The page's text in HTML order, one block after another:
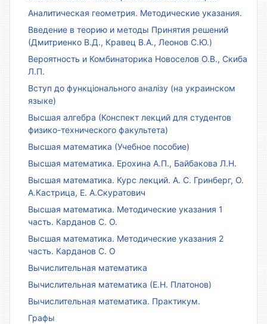
Аналитическая геометрия. Методические указания.
Введение в теорию и методы Принятия решений
(Дмитриенко В.Д., Кравец В.А., Леонов С.Ю.)
Вероятность и Комбинаторика Новоселов О.В., Скиба
Л.П.
Вступ до функціонального аналізу (на украинском
языке)
Высшая алгебра (Конспект лекций для студентов
физико-технического факультета)
Высшая математика (Учебное пособие)
Высшая математика. Ерохина А.П., Байбакова Л.Н.
Высшая математика. Курс лекций. А. С. Гринберг, О.
А.Кастрица, Е. А.Скуратович
Высшая математика. Методические указания 1
часть. Карданов С. О.
Высшая математика. Методические указания 2
часть. Карданов С. О
Вычислительная математика
Вычислительная математика (Е.Н. Платонов)
Вычислительная математика. Практикум.
Графы